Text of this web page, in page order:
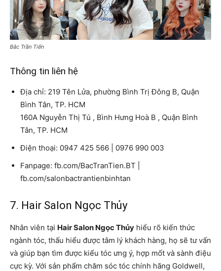
Bắc Trần Tiến
Thông tin liên hệ
Địa chỉ: 219 Tên Lửa, phường Bình Trị Đông B, Quận
Bình Tân, TP. HCM
160A Nguyễn Thị Tú , Bình Hưng Hoà B , Quận Bình
Tân, TP. HCM
Điện thoại: 0947 425 566 | 0976 990 003
Fanpage: fb.com/BacTranTien.BT |
fb.com/salonbactrantienbinhtan
7. Hair Salon Ngọc Thủy
Nhân viên tại Hair Salon Ngọc Thủy hiểu rõ kiến thức
ngành tóc, thấu hiểu được tâm lý khách hàng, họ sẽ tư vấn
và giúp bạn tìm được kiểu tóc ưng ý, hợp mốt và sành điệu
cực kỳ. Với sản phẩm chăm sóc tóc chính hãng Goldwell,